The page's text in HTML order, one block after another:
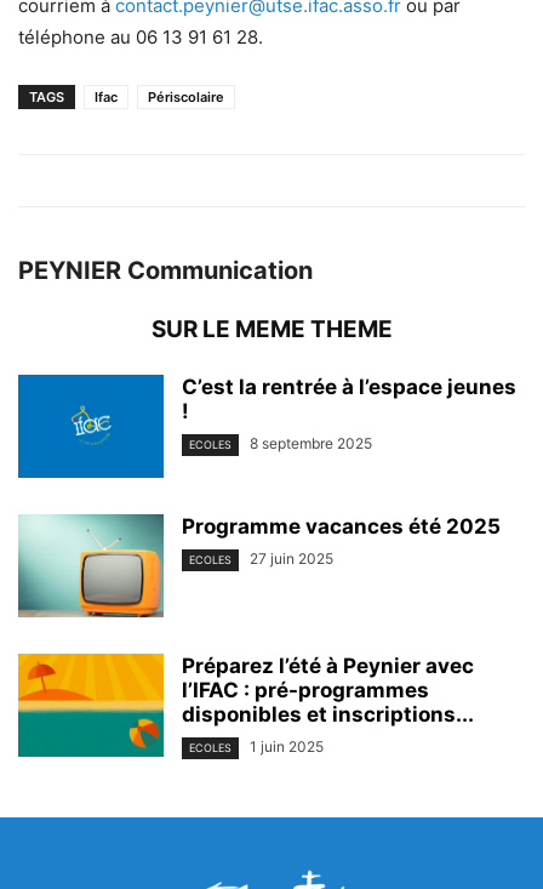
courriem à contact.peynier@utse.ifac.asso.fr ou par
téléphone au 06 13 91 61 28.
TAGS Ifac Périscolaire
PEYNIER Communication
SUR LE MEME THEME
C’est la rentrée à l’espace jeunes
!
ECOLES 8 septembre 2025
Programme vacances été 2025
ECOLES 27 juin 2025
Préparez l’été à Peynier avec
l’IFAC : pré-programmes
disponibles et inscriptions...
ECOLES 1 juin 2025